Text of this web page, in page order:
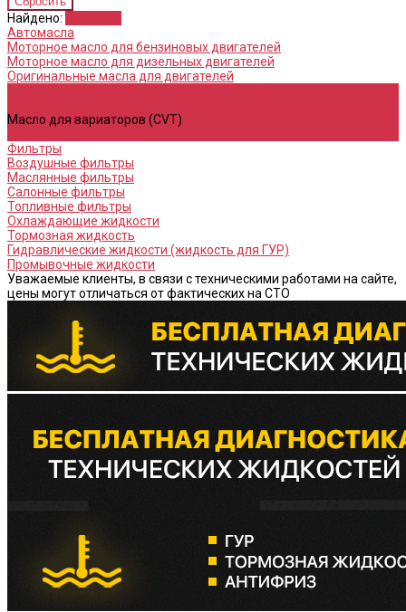
Найдено:
Автомасла
Моторное масло для бензиновых двигателей
Моторное масло для дизельных двигателей
Оригинальные масла для двигателей
Масло для вариаторов (CVT)
Фильтры
Воздушные фильтры
Маслянные фильтры
Салонные фильтры
Топливные фильтры
Охлаждающие жидкости
Тормозная жидкость
Гидравлические жидкости (жидкость для ГУР)
Промывочные жидкости
Уважаемые клиенты, в связи с техническими работами на сайте,
цены могут отличаться от фактических на СТО